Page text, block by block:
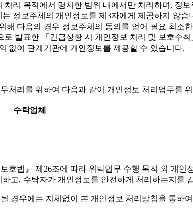
리 목적에서 명시한 범위 내에서만 처리하며, 정
정보주체의 개인정보를 제3자에게 제공하지 않습
해 다음의 경우 정보주체의 동의를 얻어 필요 최소
발표한 「긴급상황 시 개인정보 처리 및 보호수
없이 관계기관에 개인정보를 제공할 수 있습니다.
처리를 위하여 다음과 같이 개인정보 처리업무를
수탁업체
호법』 제26조에 따라 위탁업무 수행 목적 외 개
고, 수탁자가 개인정보를 안전하게 처리하는지를
경우에는 지체없이 본 개인정보 처리방침을 통하